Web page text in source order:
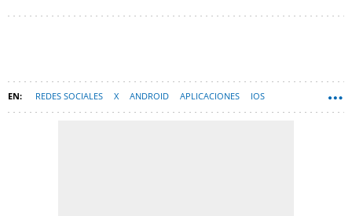
REDES SOCIALES X ANDROID APLICACIONES IOS